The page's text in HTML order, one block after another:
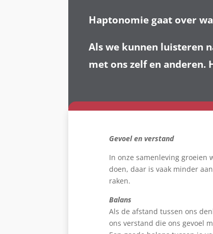
Haptonomie gaat over
Als we kunnen luisteren
met ons zelf en anderen.
Gevoel en verstand
In onze samenleving groeien
doen, daar is vaak minder
raken.
Balans
Als de afstand tussen ons
ons verstand die ons gevoel